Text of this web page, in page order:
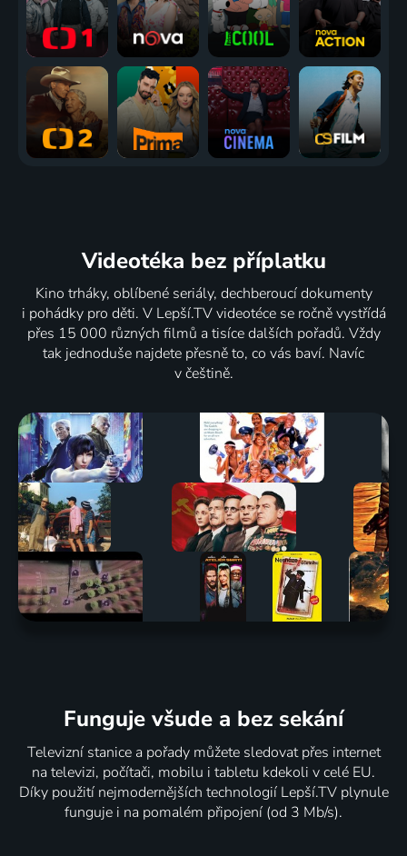
Videotéka bez příplatku
Kino trháky, oblíbené seriály, dechberoucí dokumenty
i pohádky pro děti. V Lepší.TV videotéce se ročně vystřídá
přes 15 000 různých filmů a tisíce dalších pořadů. Vždy
tak jednoduše najdete přesně to, co vás baví. Navíc
v češtině.
Funguje všude a bez sekání
Televizní stanice a pořady můžete sledovat přes internet
na televizi, počítači, mobilu i tabletu kdekoli v celé EU.
Díky použití nejmodernějších technologií Lepší.TV plynule
funguje i na pomalém připojení (od 3 Mb/s).